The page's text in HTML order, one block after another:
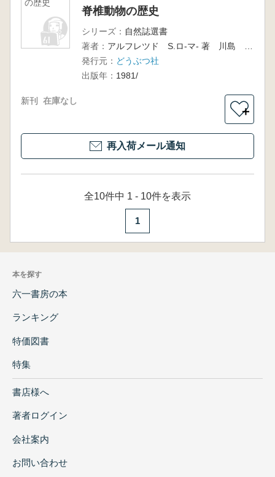
の歴史
脊椎動物の歴史
シリーズ： 自然誌選書
著者：
発行元： どうぶつ社
出版年： 1981/
新刊 在庫なし
＋
再入荷メール通知
全10件中 1 - 10件を表示
1
本を探す
六一書房の本
ランキング
特価図書
特集
書店様へ
著者ログイン
会社案内
お問い合わせ